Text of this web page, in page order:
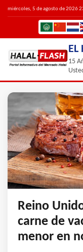
miércoles, 5 de agosto de 2026
EL
15
Reino
carne de
menor en